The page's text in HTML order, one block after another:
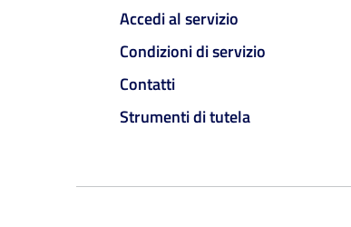
Accedi al servizio
Condizioni di servizio
Contatti
Strumenti di tutela